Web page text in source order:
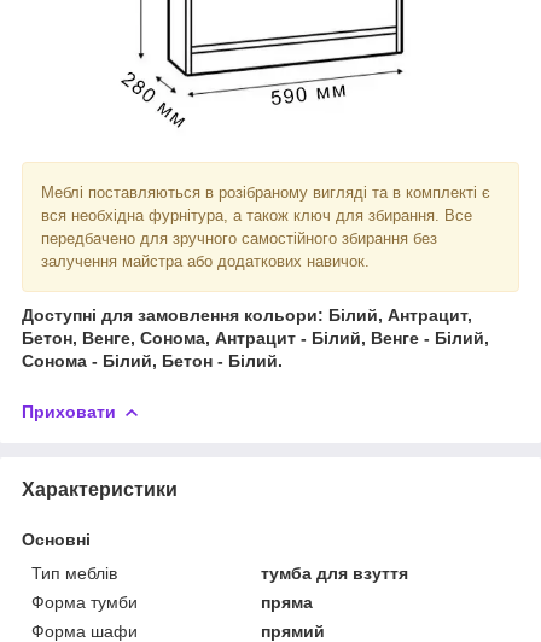
Меблі поставляються в розібраному вигляді та в комплекті є
вся необхідна фурнітура, а також ключ для збирання. Все
передбачено для зручного самостійного збирання без
залучення майстра або додаткових навичок.
Доступні для замовлення кольори: Білий, Антрацит,
Бетон, Венге, Сонома, Антрацит - Білий, Венге - Білий,
Сонома - Білий, Бетон - Білий.
Приховати
Характеристики
Основні
Тип меблів
тумба для взуття
Форма тумби
пряма
Форма шафи
прямий